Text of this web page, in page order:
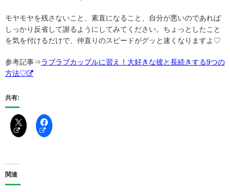
モヤモヤを残さないこと、素直になること、自分が悪いのであれば
しっかり反省して謝るようにしてみてください。ちょっとしたこと
を気を付けるだけで、仲直りのスピードがグッと速くなりますよ♡
参考記事⇒ラブラブカップルに習え！大好きな彼と長続きする9つの
方法♡
共有:
関連